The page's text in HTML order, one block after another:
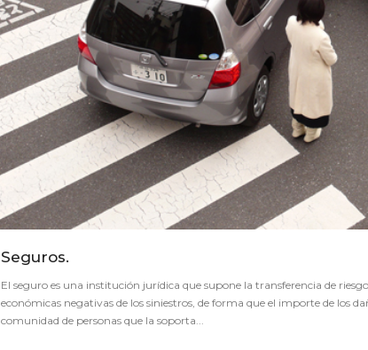
Seguros.
El seguro es una institución jurídica que supone la transferencia de
económicas negativas de los siniestros, de forma que el importe de los
comunidad de personas que la soporta...